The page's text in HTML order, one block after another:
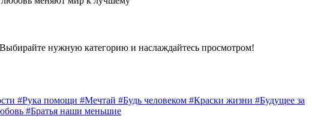
нужную категорию и наслаждайтесь просмотром!
#Рука помощи #Мечтай #Будь человеком #Краски жизни #Будущее за
#Братья наши меньшие